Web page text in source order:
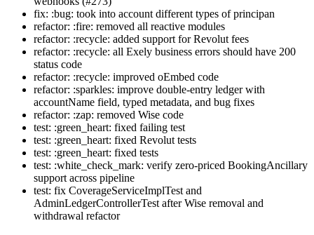
fix: :bug: took into account different types of principan
refactor: :fire: removed all reactive modules
refactor: :recycle: added support for Revolut fees
refactor: :recycle: all Exely business errors should have 200
status code
refactor: :recycle: improved oEmbed code
refactor: :sparkles: improve double-entry ledger with
accountName field, typed metadata, and bug fixes
refactor: :zap: removed Wise code
test: :green_heart: fixed failing test
test: :green_heart: fixed Revolut tests
test: :green_heart: fixed tests
test: :white_check_mark: verify zero-priced BookingAncillary
support across pipeline
test: fix CoverageServiceImplTest and
AdminLedgerControllerTest after Wise removal and
withdrawal refactor